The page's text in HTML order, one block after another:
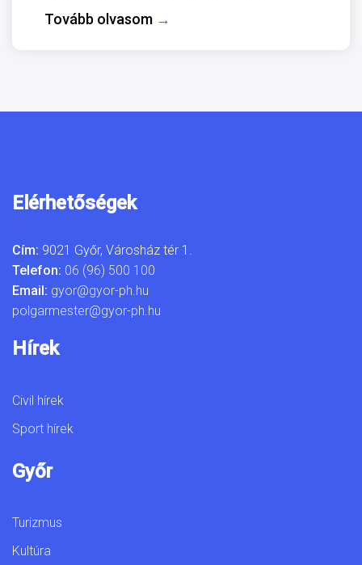
Tovább olvasom →
Elérhetőségek
Cím: 9021 Győr, Városház tér 1.
Telefon: 06 (96) 500 100
Email: gyor@gyor-ph.hu
polgarmester@gyor-ph.hu
Hírek
Civil hírek
Sport hírek
Győr
Turizmus
Kultúra